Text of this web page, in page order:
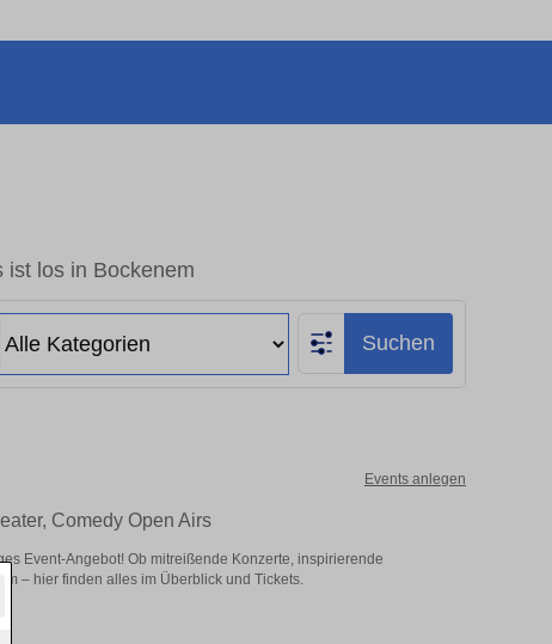
ist los in Bockenem
Suchen
Events anlegen
Comedy Open Airs
Event-Angebot! Ob mitreißende Konzerte, inspirierende
– hier finden alles im Überblick und Tickets.